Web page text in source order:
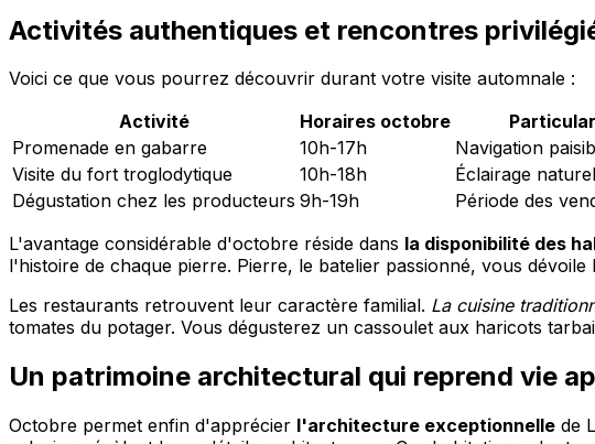
Activités authentiques et rencontres
Voici ce que vous pourrez découvrir durant votre visite automnale :
Activité
Horaires octobre
Promenade en gabarre
10h-17h
Navigation
Visite du fort troglodytique
10h-18h
Éclairage
Dégustation chez les producteurs 9h-19h
Période des
L'avantage considérable d'octobre réside dans la disponibilité des
l'histoire de chaque pierre. Pierre, le batelier passionné, vous
Les restaurants retrouvent leur caractère familial. La cuisine
tomates du potager. Vous dégusterez un cassoulet aux haricots
Un patrimoine architectural qui reprend vie
Octobre permet enfin d'apprécier l'architecture exceptionnelle de